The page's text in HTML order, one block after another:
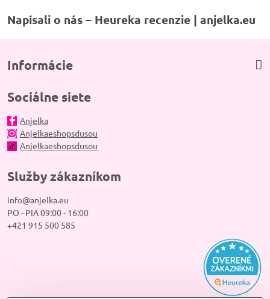
Napísali o nás – Heureka recenzie | anjelka.eu
Informácie
Sociálne siete
Anjelka
Anjelkaeshopsdusou
Anjelkaeshopsdusou
Služby zákazníkom
info@anjelka.eu
PO - PIA 09:00 - 16:00
+421 915 500 585